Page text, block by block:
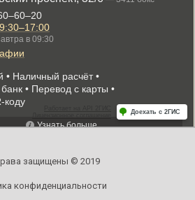
защищены © 2019
конфиденциальности